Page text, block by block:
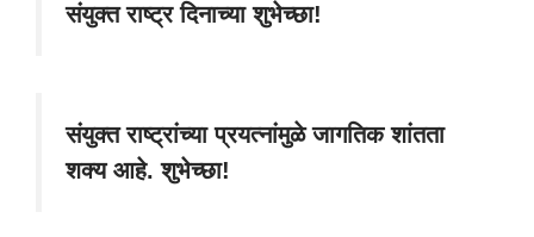
संयुक्त राष्ट्र दिनाच्या शुभेच्छा!
संयुक्त राष्ट्रांच्या प्रयत्नांमुळे जागतिक शांतता
शक्य आहे. शुभेच्छा!